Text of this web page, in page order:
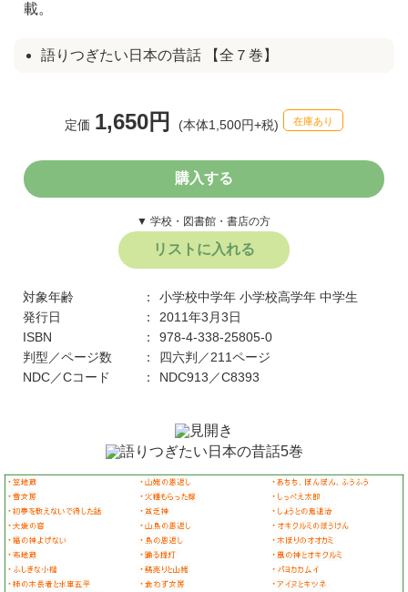
載。
語りつぎたい日本の昔話 【全７巻】
定価 1,650円 (本体1,500円+税) 在庫あり
購入する
▼ 学校・図書館・書店の方
リストに入れる
対象年齢 小学校中学年 小学校高学年 中学生
発行日
2011年3月3日
ISBN
978-4-338-25805-0
判型／ページ数
四六判／211ページ
NDC／Cコード
NDC913／C8393